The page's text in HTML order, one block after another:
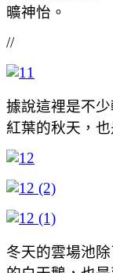
曠神怡。
//
據說這裡是不
紅葉的秋天，
冬天的雲場池